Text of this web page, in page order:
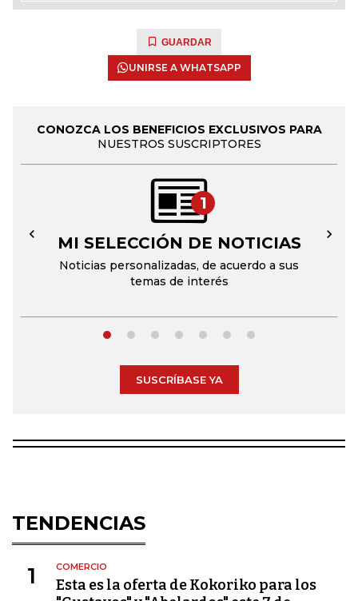
GUARDAR
UNIRSE A WHATSAPP
CONOZCA LOS BENEFICIOS EXCLUSIVOS PARA
NUESTROS SUSCRIPTORES
1
MI SELECCIÓN DE NOTICIAS
Noticias personalizadas, de acuerdo a sus
temas de interés
← →
SUSCRÍBASE YA
TENDENCIAS
1 COMERCIO
Esta es la oferta de Kokoriko para los